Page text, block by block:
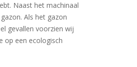
Naast het machinaal
Als het gazon
gevallen voorzien wij
op een ecologisch